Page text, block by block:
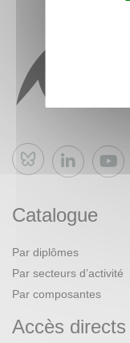
Bluesky
Catalogue
Par diplômes
Par secteurs d’activité
Par composantes
Accès directs